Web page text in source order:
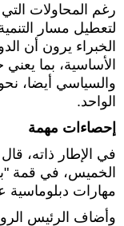
رغم المحاولات
لتعطيل مسار
الخبراء يرون أن
الأساسية، بما يعني
والسياسي أيضا،
الواحد.
إحصاءات مهمة
في الإطار ذاته،
الخميس، في قمة
مهارات
وأضاف الرئيس